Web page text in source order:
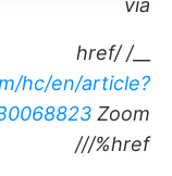
via
__
/ href/
hc/en/article?
Zoom
//%href/